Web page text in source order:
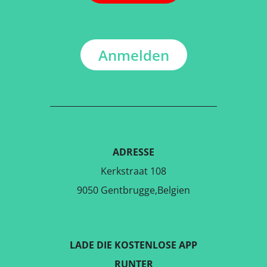
Anmelden
ADRESSE
Kerkstraat 108
9050 Gentbrugge,Belgien
LADE DIE KOSTENLOSE APP
RUNTER